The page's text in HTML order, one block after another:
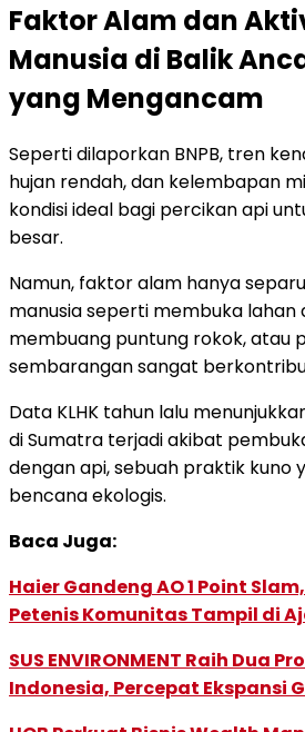
Faktor Alam dan
Manusia di Balik
yang Mengancam
Seperti dilaporkan BNPB, tren
hujan rendah, dan kelembapan
kondisi ideal bagi percikan api
besar.
Namun, faktor alam hanya
manusia seperti membuka lahan
membuang puntung rokok, atau
sembarangan sangat
Data KLHK tahun lalu
di Sumatra terjadi akibat
dengan api, sebuah praktik kuno
bencana ekologis.
Baca Juga:
Haier Gandeng AO 1 Point
Petenis Komunitas Tampil di
SUS ENVIRONMENT Raih Dua
Indonesia, Percepat Ekspansi